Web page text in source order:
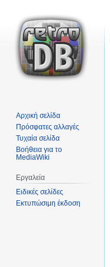
Αρχική σελίδα
Πρόσφατες αλλαγές
Τυχαία σελίδα
Βοήθεια για το
MediaWiki
Εργαλεία
Ειδικές σελίδες
Εκτυπώσιμη έκδοση